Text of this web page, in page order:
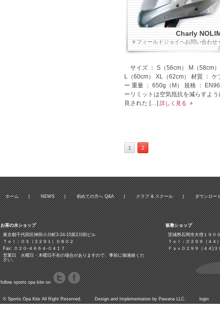
Charly
￥フィールドジョイへお問い合わせ
サイズ ： S（56cm） M（58cm）
L（60cm） XL（62cm） 材質 ： ケ
ー 重量 ： 650g（M） 規格 ：
ーリミットは空気抵抗を減らすよう
良された […] 詳しく見る
1 2
ホーム | NEWS | 初めての方へ Q&A | クラブ & スクール | ダウンロー
お茶の水ショップ
東京都千代田区神田小川町3‐24‐15第2川田ビル
Ｔｅｌ：０３（３２９１）０８０２
Fax: ０２０-４６６４-０４１７
営業日 火曜日・木曜日不在の場合がありますので、事前に御連絡くだ
さい。
follow sports opa kite on
板敷ショップ
茨城県石岡市大増１９０
Ｔｅｌ：０２９９（４４
Ｆａｘ０２９９（４４)３
©Sports Opa KiteAll Right Reserved. Design and Implementation byPawana LLC. login